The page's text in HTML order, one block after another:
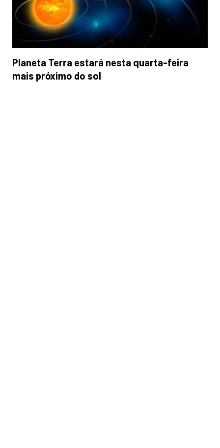
Planeta Terra estará nesta quarta-feira
mais próximo do sol